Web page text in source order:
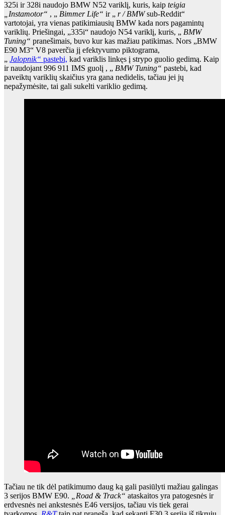
325i ir 328i naudojo BMW N52 variklį, kuris, kaip teigia
„Instamotor“ , „ Bimmer Life“ ir „ r / BMWsub-Reddit“
vartotojai, yra vienas patikimiausių BMW kada nors pagamintų
variklių. Priešingai, „335i“ naudojo N54 variklį, kuris, „ BMW
Tuning“ pranešimais, buvo kur kas mažiau patikimas. Nors „BMW
E90 M3“ V8 paverčia jį efektyvumo piktograma,
„ Jalopnik“ pastebi, kad variklis linkęs į strypo guolio gedimą. Kaip
irnaudojant 996 911 IMS guolį , „ BMW Tuning“ pastebi, kad
paveiktų variklių skaičius yra gana nedidelis, tačiau jei jų
nepažymėsite, tai gali sukelti variklio gedimą.
Tačiau ne tik dėl patikimumo daug ką gali pasiūlyti mažiau galingas
3 serijos BMW E90.
„Road & Track“ ataskaitos yra patogesnės ir
erdvesnės nei ankstesnės E46 versijos, tačiau vis tiek gerai